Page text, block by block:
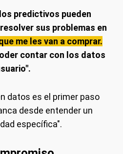
predictivos pueden
sus problemas en
me les van a comprar.
contar con los datos
datos es el primer paso
desde entender un
específica".